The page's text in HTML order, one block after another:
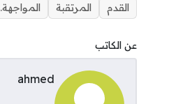
القدم
المرتقبة المواجهة.
عن الكاتب
ahmed